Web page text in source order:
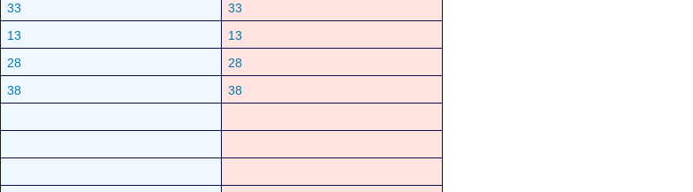
33
33
13
13
28
28
38
38